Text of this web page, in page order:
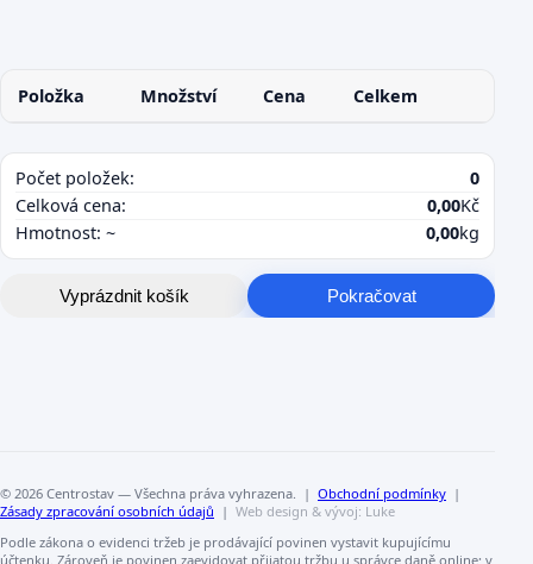
Položka Množství Cena Celkem
Počet položek:
0
Celková cena:
0,00Kč
Hmotnost: ~
0,00kg
Vyprázdnit košík Pokračovat
© 2026 Centrostav — Všechna práva vyhrazena. | Obchodní podmínky |
Zásady zpracování osobních údajů | Web design & vývoj: Luke
Podle zákona o evidenci tržeb je prodávající povinen vystavit kupujícímu
účtenku. Zároveň je povinen zaevidovat přijatou tržbu u správce daně online; v